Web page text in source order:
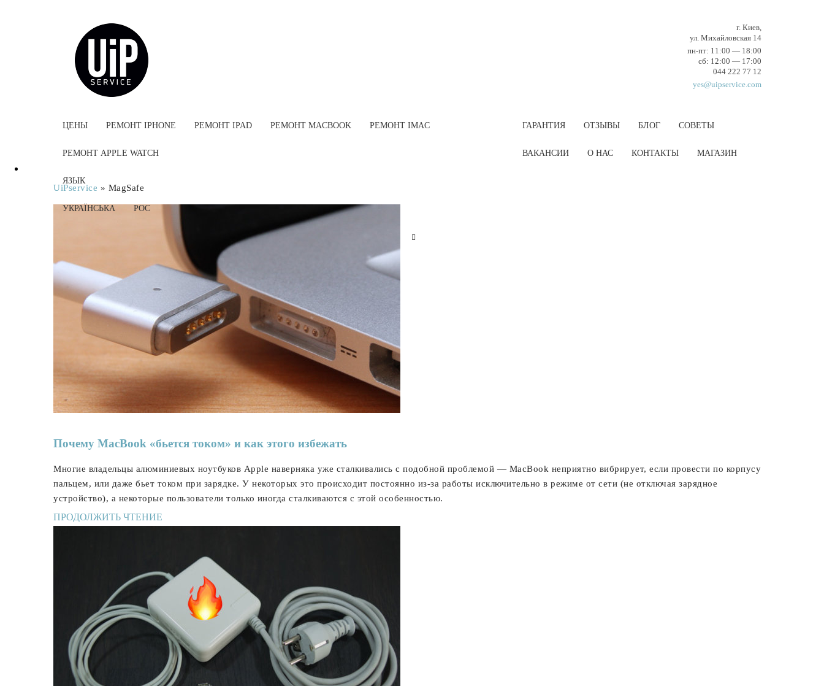
г. Киев,
ул. Михайловская 14
пн-пт: 11:00 — 18:00
cб: 12:00 — 17:00
044 222 77 12
yes@uipservice.com
ЦЕНЫ РЕМОНТ IPHONE РЕМОНТ IPAD РЕМОНТ MACBOOK РЕМОНТ IMAC
РЕМОНТ APPLE WATCH
ГАРАНТИЯ ОТЗЫВЫ БЛОГ СОВЕТЫ
ВАКАНCИИ О НАС КОНТАКТЫ МАГАЗИН
ЯЗЫК
УКРАЇНСЬКА РОС
UiPservice » MagSafe
Почему MacBook «бьется током» и как этого избежать
Многие владельцы алюминиевых ноутбуков Apple наверняка уже сталкивались с подобной проблемой — MacBook неприятно вибрирует, если провести по корпусу
пальцем, или даже бьет током при зарядке. У некоторых это происходит постоянно из-за работы исключительно в режиме от сети (не отключая зарядное
устройство), а некоторые пользователи только иногда сталкиваются с этой особенностью.
ПРОДОЛЖИТЬ ЧТЕНИЕ